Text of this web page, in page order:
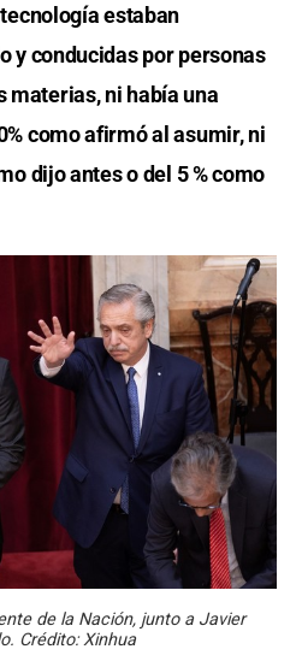
estaban
y conducidas por personas
materias, ni había una
como afirmó al asumir, ni
dijo antes o del 5 % como
de la Nación, junto a Javier
Crédito: Xinhua